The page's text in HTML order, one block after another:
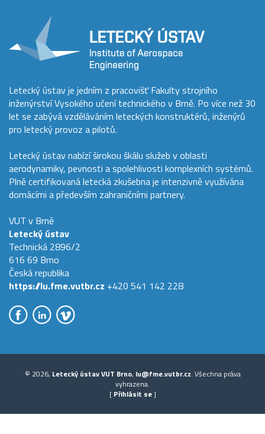
Letecký ústav je jedním z pracovišť Fakulty strojního
inženýrství Vysokého učení technického v Brně. Po více než 30
let se zabývá vzděláváním leteckých konstruktérů, inženýrů
pro letecký provoz a pilotů.
Letecký ústav nabízí širokou škálu služeb v oblasti
aerodynamiky, pevnosti a spolehlivosti komplexních systémů.
Plně certifikovaná letecká zkušebna je intenzivně využívána
domácími a především zahraničními partnery.
VUT v Brně
Letecký ústav
Technická 2896/2
616 69 Brno
Česká republika
https://lu.fme.vutbr.cz +420 541 142 228
© 2026, Letecký ústav VUT Brno, lu@fme.vutbr.cz. Všechna práva
vyhrazena.
[ Přihlásit se]